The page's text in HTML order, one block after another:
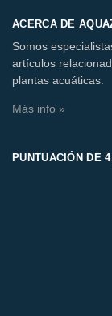
ACERCA DE
Somos
artículos
plantas acuáticas.
Más info »
PUNTUACIÓN DE